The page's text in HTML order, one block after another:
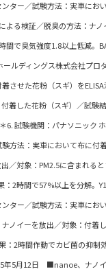
ター／試験方法：実車にお
よる検証／脱臭の方法：ナ
間で臭気強度1.8以上低減。
ールディングス株式会社プロ
させた花粉（スギ）を
着した花粉（スギ）／試験
試験機関：パナソニック
方法：実車において布に付
／対象：PM2.5に含まれる
：2時間で57%以上を分解。
ター／試験方法：実車にお
ノイーを放出／対象：付着
：2時間作動でカビ菌の抑制
年5月12日 ■nanoe、ナノ